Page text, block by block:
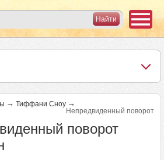
→ Тиффани Сноу →
Непредвиденный поворот
поворот